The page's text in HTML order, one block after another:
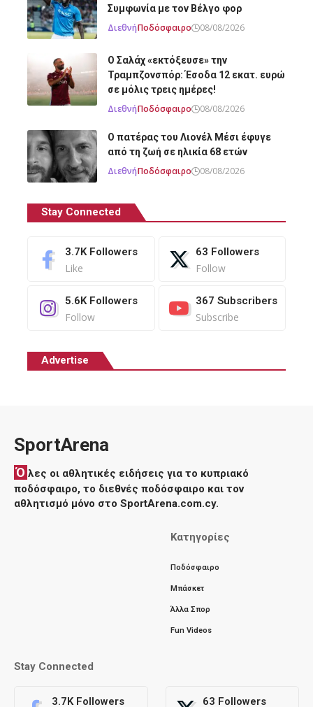
Συμφωνία με τον Βέλγο φορ
ΔιεθνήΠοδόσφαιρο 08/08/2026
Ο Σαλάχ «εκτόξευσε» την
Τραμπζονσπόρ: Έσοδα 12 εκατ. ευρώ
σε μόλις τρεις ημέρες!
ΔιεθνήΠοδόσφαιρο 08/08/2026
Ο πατέρας του Λιονέλ Μέσι έφυγε
από τη ζωή σε ηλικία 68 ετών
ΔιεθνήΠοδόσφαιρο 08/08/2026
Stay Connected
3.7K Followers
Like
63 Followers
Follow
5.6K Followers
Follow
367 Subscribers
Subscribe
Advertise
SportArena
Ό λες οι αθλητικές ειδήσεις για το κυπριακό
ποδόσφαιρο, το διεθνές ποδόσφαιρο και τον
αθλητισμό μόνο στο SportArena.com.cy.
Κατηγορίες
Ποδόσφαιρο
Μπάσκετ
Άλλα Σπορ
Fun Videos
Stay Connected
3.7K Followers 63 Followers